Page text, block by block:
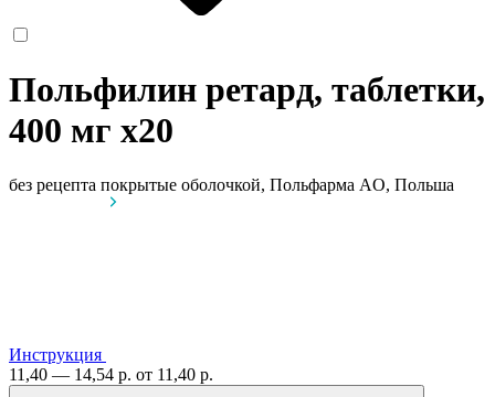
Польфилин ретард, таблетки,
400 мг x20
без рецепта покрытые оболочкой, Польфарма AO, Польша
Инструкция
11,40 — 14,54 р. от 11,40 р.